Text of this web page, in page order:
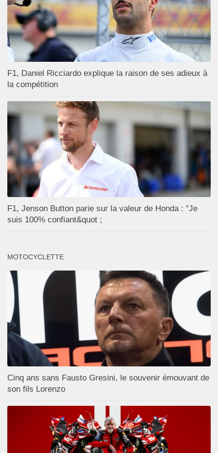
F1, Daniel Ricciardo explique la raison de ses adieux à
la compétition
F1, Jenson Button parie sur la valeur de Honda : "Je
suis 100% confiant&quot ;
MOTOCYCLETTE
Cinq ans sans Fausto Gresini, le souvenir émouvant de
son fils Lorenzo